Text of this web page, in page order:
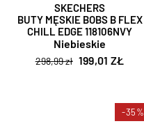
SKECHERS
BUTY MĘSKIE BOBS B FLEX
CHILL EDGE 118106NVY
Niebieskie
298,99 zł 199,01 ZŁ
-35%